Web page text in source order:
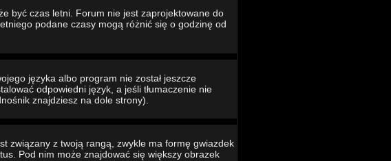
być czas letni. Forum nie jest zaprojektowane do
podane czasy mogą różnić się o godzinę od
języka albo program nie został jeszcze
odpowiedni język, a jeśli tłumaczenie nie
znajdziesz na dole strony).
związany z twoją rangą, zwykle ma formę gwiazdek
Pod nim może znajdować się większy obrazek